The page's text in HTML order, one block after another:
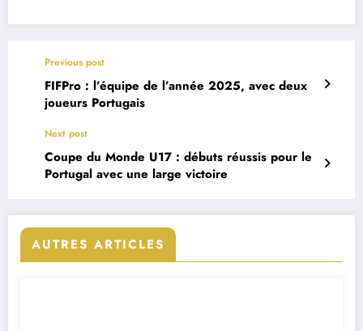
Previous post
FIFPro : l’équipe de l’année 2025, avec deux
joueurs Portugais
Next post
Coupe du Monde U17 : débuts réussis pour le
Portugal avec une large victoire
AUTRES ARTICLES